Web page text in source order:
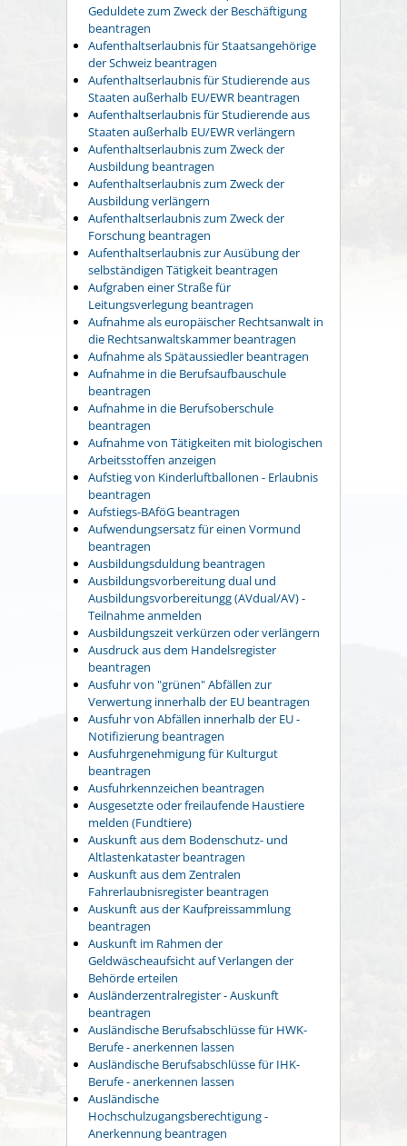
Geduldete zum Zweck der Beschäftigung
beantragen
Aufenthaltserlaubnis für Staatsangehörige
der Schweiz beantragen
Aufenthaltserlaubnis für Studierende aus
Staaten außerhalb EU/EWR beantragen
Aufenthaltserlaubnis für Studierende aus
Staaten außerhalb EU/EWR verlängern
Aufenthaltserlaubnis zum Zweck der
Ausbildung beantragen
Aufenthaltserlaubnis zum Zweck der
Ausbildung verlängern
Aufenthaltserlaubnis zum Zweck der
Forschung beantragen
Aufenthaltserlaubnis zur Ausübung der
selbständigen Tätigkeit beantragen
Aufgraben einer Straße für
Leitungsverlegung beantragen
Aufnahme als europäischer Rechtsanwalt in
die Rechtsanwaltskammer beantragen
Aufnahme als Spätaussiedler beantragen
Aufnahme in die Berufsaufbauschule
beantragen
Aufnahme in die Berufsoberschule
beantragen
Aufnahme von Tätigkeiten mit biologischen
Arbeitsstoffen anzeigen
Aufstieg von Kinderluftballonen - Erlaubnis
beantragen
Aufstiegs-BAföG beantragen
Aufwendungsersatz für einen Vormund
beantragen
Ausbildungsduldung beantragen
Ausbildungsvorbereitung dual und
Ausbildungsvorbereitungg (AVdual/AV) -
Teilnahme anmelden
Ausbildungszeit verkürzen oder verlängern
Ausdruck aus dem Handelsregister
beantragen
Ausfuhr von "grünen" Abfällen zur
Verwertung innerhalb der EU beantragen
Ausfuhr von Abfällen innerhalb der EU -
Notifizierung beantragen
Ausfuhrgenehmigung für Kulturgut
beantragen
Ausfuhrkennzeichen beantragen
Ausgesetzte oder freilaufende Haustiere
melden (Fundtiere)
Auskunft aus dem Bodenschutz- und
Altlastenkataster beantragen
Auskunft aus dem Zentralen
Fahrerlaubnisregister beantragen
Auskunft aus der Kaufpreissammlung
beantragen
Auskunft im Rahmen der
Geldwäscheaufsicht auf Verlangen der
Behörde erteilen
Ausländerzentralregister - Auskunft
beantragen
Ausländische Berufsabschlüsse für HWK-
Berufe - anerkennen lassen
Ausländische Berufsabschlüsse für IHK-
Berufe - anerkennen lassen
Ausländische
Hochschulzugangsberechtigung -
Anerkennung beantragen